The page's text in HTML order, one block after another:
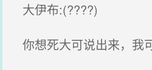
大伊布:(????)
你想死大可说出来，我